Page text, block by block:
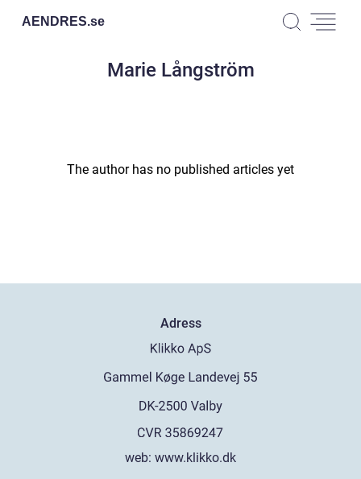
AENDRES.se
Marie Långström
The author has no published articles yet
Adress
web: www.klikko.dk